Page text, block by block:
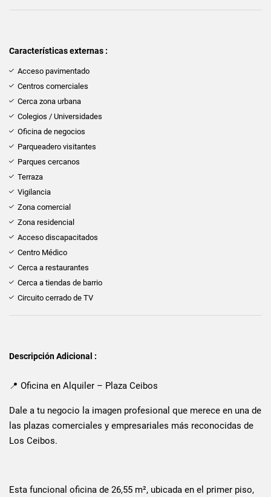
Características externas :
Acceso pavimentado
Centros comerciales
Cerca zona urbana
Colegios / Universidades
Oficina de negocios
Parqueadero visitantes
Parques cercanos
Terraza
Vigilancia
Zona comercial
Zona residencial
Acceso discapacitados
Centro Médico
Cerca a restaurantes
Cerca a tiendas de barrio
Circuito cerrado de TV
Descripción Adicional :
📍 Oficina en Alquiler – Plaza Ceibos
Dale a tu negocio la imagen profesional que merece en una de
las plazas comerciales y empresariales más reconocidas de
Los Ceibos.
Esta funcional oficina de 26,55 m², ubicada en el primer piso,